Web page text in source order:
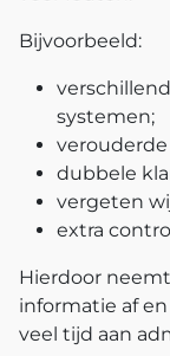
Bijvoorbeeld:
systemen;
dubbele
vergeten
extra
Hierdoor
informatie af
veel tijd aan